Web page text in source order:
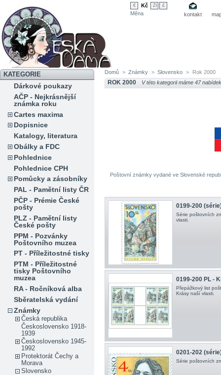
€ Kč Zł £
Měna kontakt
KATEGORIE
Dárkové poukazy
AČP - Nejkrásnější
známka roku
Cartes maxima
Dopisnice
Katalogy, literatura
Obálky a FDC
Pohlednice
Pohlednice CPH
Pomůcky a zásobníky
PAL - Pamětní listy ČR
PČP - Prémie České
pošty
PLZ - Pamětní listy
České pošty
PPM - Pozvánky
Poštovního muzea
PT - Příležitostné tisky
PTM - Příležitostné
tisky Poštovního
muzea
RA - Ročníková alba
Sběratelská vydání
Známky
Česká republika
Československo 1918-
1939
Československo 1945-
1992
Protektorát Čechy a
Morava
Slovensko
Domů > Známky > Slovensko > Rok 2000
ROK 2000 V této kategorii máme 47
Poštovní známky vydané ve Slovenské
0199-200
Série poštovních
vlasti.
0199-200 PL -
Přepážkový list
Krásy naší vlasti.
0201-202
Série poštovních